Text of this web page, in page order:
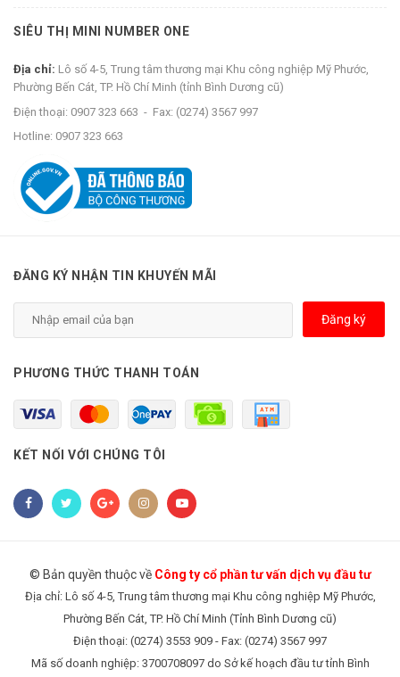
SIÊU THỊ MINI NUMBER ONE
Địa chỉ: Lô số 4-5, Trung tâm thương mại Khu công nghiệp Mỹ Phước,
Phường Bến Cát, TP. Hồ Chí Minh (tỉnh Bình Dương cũ)
Điện thoại: 0907 323 663 - Fax: (0274) 3567 997
Hotline: 0907 323 663
ĐĂNG KÝ NHẬN TIN KHUYẾN MÃI
Đăng ký
PHƯƠNG THỨC THANH TOÁN
KẾT NỐI VỚI CHÚNG TÔI
© Bản quyền thuộc về Công ty cổ phần tư vấn dịch vụ đầu tư
Địa chỉ: Lô số 4-5, Trung tâm thương mại Khu công nghiệp Mỹ Phước,
Phường Bến Cát, TP. Hồ Chí Minh (Tỉnh Bình Dương cũ)
Điện thoại: (0274) 3553 909 - Fax: (0274) 3567 997
Mã số doanh nghiệp: 3700708097 do Sở kế hoạch đầu tư tỉnh Bình